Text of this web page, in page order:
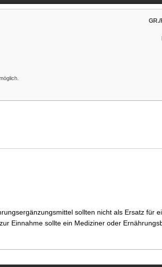
sollten nicht als Ersatz für
Einnahme sollte ein Mediziner oder